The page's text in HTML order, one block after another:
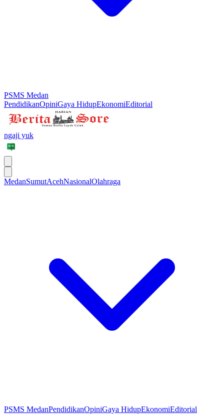
PSMS Medan
PendidikanOpiniGaya HidupEkonomiEditorial
ngaji yuk
MedanSumutAcehNasionalOlahraga
PSMS MedanPendidikanOpiniGaya HidupEkonomiEditorial